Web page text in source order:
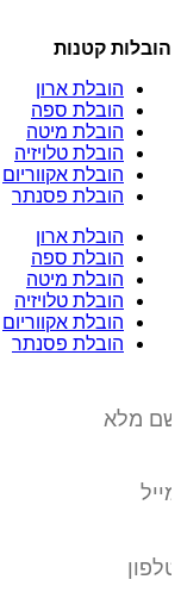
הובלות קטנות
הובלת ארון
הובלת ספה
הובלת מיטה
הובלת טלויזיה
הובלת אקווריום
הובלת פסנתר
הובלת ארון
הובלת ספה
הובלת מיטה
הובלת טלויזיה
הובלת אקווריום
הובלת פסנתר